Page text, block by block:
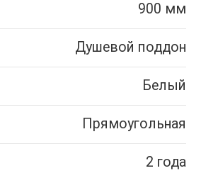
900 мм
Душевой поддон
Белый
Прямоугольная
2 года